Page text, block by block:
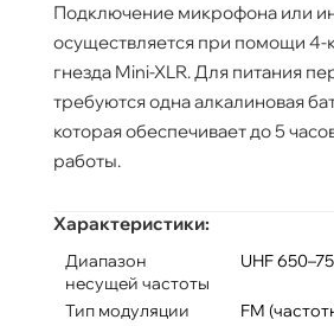
Подключение микрофона или
осуществляется при помощи 4-
гнезда Mini-XLR. Для питания
требуются одна алкалиновая
которая обеспечивает до 5
работы.
Характеристики:
Диапазон
несущей частоты
UHF
Тип модуляции
FM